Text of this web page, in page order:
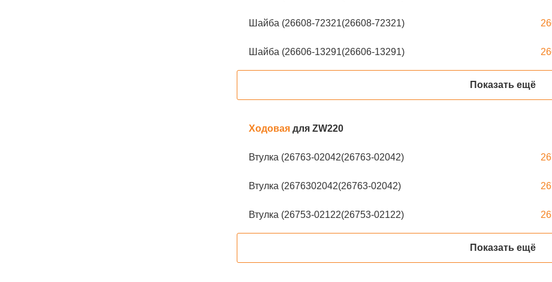
Шайба (26608-72321(26608-72321)
Шайба (26606-13291(26606-13291)
Показать ещё
Ходовая для ZW220
Втулка (26763-02042(26763-02042)
Втулка (2676302042(26763-02042)
Втулка (26753-02122(26753-02122)
Показать ещё